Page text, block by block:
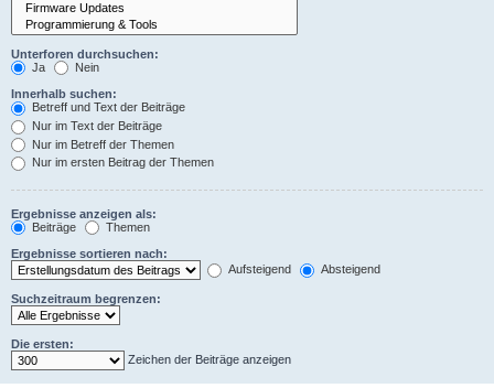
Unterforen durchsuchen:
Ja
Nein
Innerhalb suchen:
Betreff und Text der Beiträge
Nur im Text der Beiträge
Nur im Betreff der Themen
Nur im ersten Beitrag der Themen
Ergebnisse anzeigen als:
Beiträge
Themen
Ergebnisse sortieren nach:
Aufsteigend
Absteigend
Suchzeitraum begrenzen:
Die ersten:
Zeichen der Beiträge anzeigen